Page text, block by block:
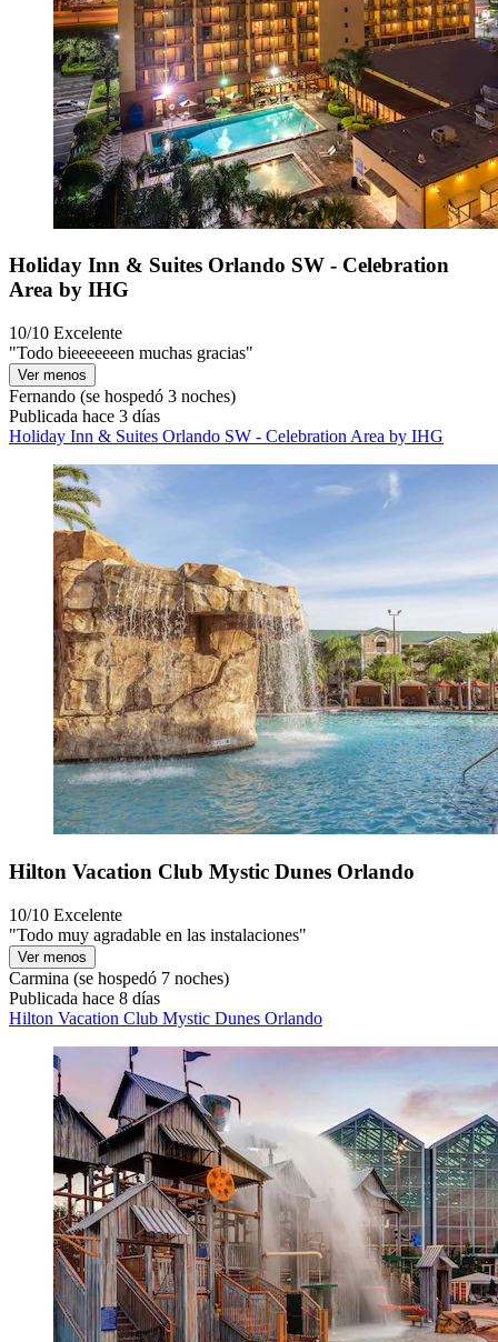
Holiday Inn & Suites Orlando SW - Celebration
Area by IHG
10/10 Excelente
"Todo bieeeeeeen muchas gracias"
Ver menos
Fernando (se hospedó 3 noches)
Publicada hace 3 días
Holiday Inn & Suites Orlando SW - Celebration Area by IHG
Hilton Vacation Club Mystic Dunes Orlando
10/10 Excelente
"Todo muy agradable en las instalaciones"
Ver menos
Carmina (se hospedó 7 noches)
Publicada hace 8 días
Hilton Vacation Club Mystic Dunes Orlando